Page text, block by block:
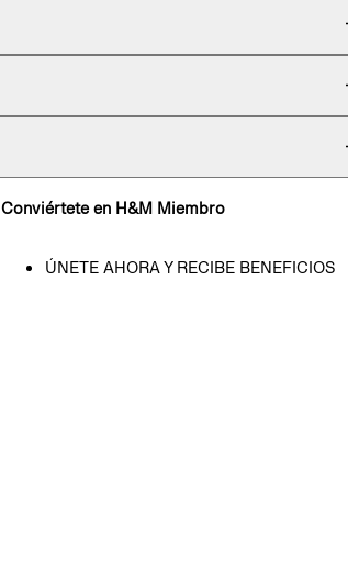
Conviértete en H&M Miembro
ÚNETE AHORA Y RECIBE BENEFICIOS